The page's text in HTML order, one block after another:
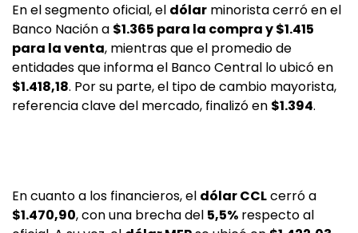
En el segmento oficial, el dólar minorista cerró en el
Banco Nación a $1.365 para la compra y $1.415
para la venta, mientras que el promedio de
entidades que informa el Banco Central lo ubicó en
$1.418,18. Por su parte, el tipo de cambio mayorista,
referencia clave del mercado, finalizó en $1.394.
En cuanto a los financieros, el dólar CCLcerró a
$1.470,90, con una brecha del 5,5% respecto al